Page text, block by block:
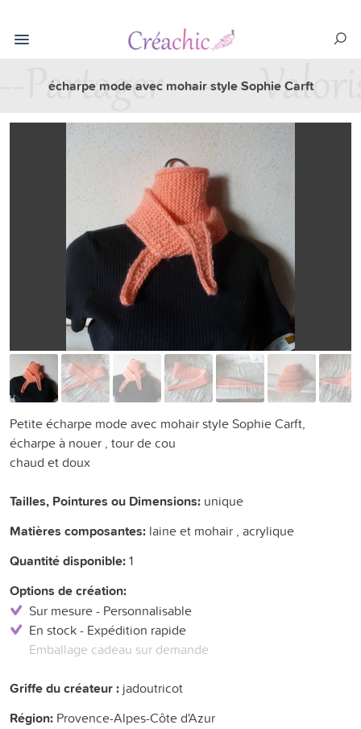
écharpe mode avec mohair style Sophie Carft
Petite écharpe mode avec mohair style Sophie Carft,
écharpe à nouer , tour de cou
chaud et doux
Tailles, Pointures ou Dimensions: unique
Matières composantes: laine et mohair , acrylique
Quantité disponible:1
Options de création:
Sur mesure - Personnalisable
En stock - Expédition rapide
Emballage cadeau sur demande
Griffe du créateur : jadoutricot
Région: Provence-Alpes-Côte d'Azur